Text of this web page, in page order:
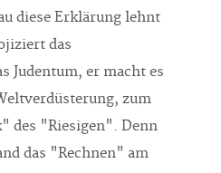
diese Erklärung lehnt
das
Judentum, er macht es
zum
des "Riesigen". Denn
das "Rechnen" am